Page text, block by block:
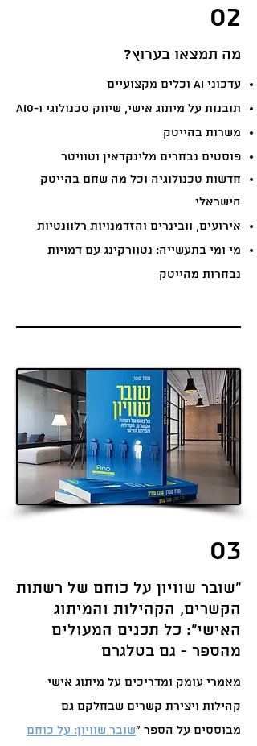
02
מה תמצאו בערוץ?
עדכוני AI וכלים מקצועיים
תובנות על מיתוג אישי, שיווק טכנולוגי ו-AIO
משרות בהייטק
פוסטים נבחרים מלינקדאין וטוויטר
חדשות טכנולוגיה וכל מה שחם בהייטק
הישראלי
אירועים, וובינרים והזדמנויות רלוונטיות
מי ומי בתעשייה: נטוורקינג עם דמויות
נבחרות מהייטק
03
״שובר שוויון על כוחם של רשתות
הקשרים, הקהילות והמיתוג
האישי״: כל תכנים המעולים
מהספר - גם בטלגרם
מאמרי עומק ומדריכים על מיתוג אישי
קהילות ויצירת קשרים שבחלקם גם
מבוססים על הספר ״שובר שוויון: על כוחם